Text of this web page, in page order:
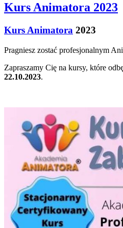
Kurs Animatora 2023
Kurs Animatora 2023
Pragniesz zostać profesjonalnym
Zapraszamy Cię na kursy, które
22.10.2023.